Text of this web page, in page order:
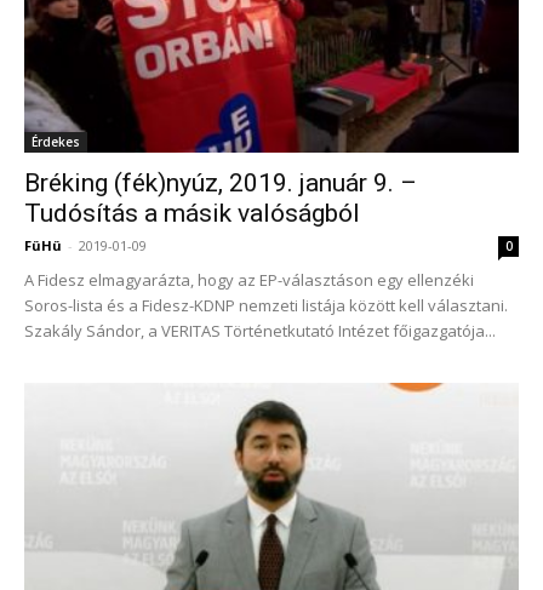
Érdekes
Bréking (fék)nyúz, 2019. január 9. –
Tudósítás a másik valóságból
FüHü - 2019-01-09 0
A Fidesz elmagyarázta, hogy az EP-választáson egy ellenzéki
Soros-lista és a Fidesz-KDNP nemzeti listája között kell választani.
Szakály Sándor, a VERITAS Történetkutató Intézet főigazgatója...